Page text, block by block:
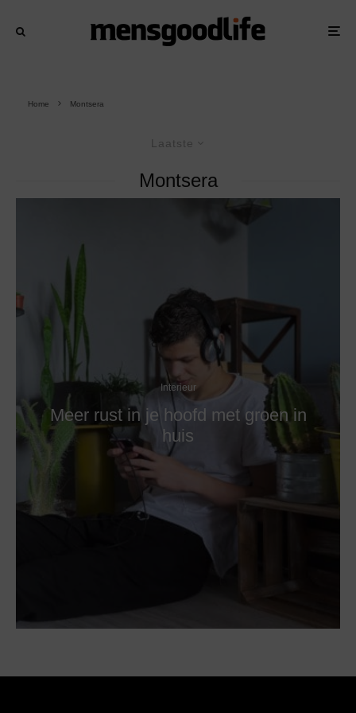
Home Montsera
Laatste
Montsera
Interieur
Meer rust in je hoofd met groen in
huis